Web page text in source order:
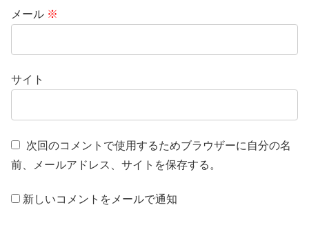
メール ※
サイト
次回のコメントで使用するためブラウザーに自分の名
前、メールアドレス、サイトを保存する。
新しいコメントをメールで通知